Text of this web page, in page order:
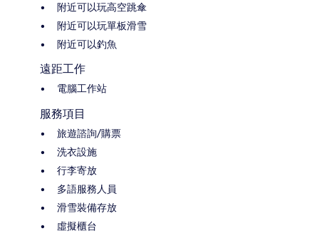
附近可以玩高空跳傘
附近可以玩單板滑雪
附近可以釣魚
遠距工作
電腦工作站
服務項目
旅遊諮詢/購票
洗衣設施
行李寄放
多語服務人員
滑雪裝備存放
虛擬櫃台